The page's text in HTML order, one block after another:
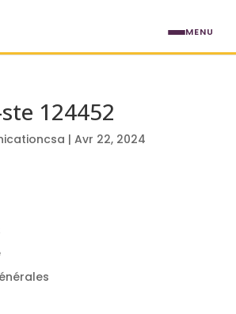
124452
| Avr 22, 2024
MENU